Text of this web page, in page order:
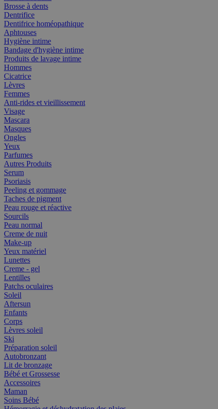
Brosse à dents
Dentrifice
Dentifrice homéopathique
Aphtouses
Hygiène intime
Bandage d'hygiène intime
Produits de lavage intime
Hommes
Cicatrice
Lèvres
Femmes
Anti-rides et vieillissement
Visage
Mascara
Masques
Ongles
Yeux
Parfumes
Autres Produits
Serum
Psoriasis
Peeling et gommage
Taches de pigment
Peau rouge et réactive
Sourcils
Peau normal
Creme de nuit
Make-up
Yeux matériel
Lunettes
Creme - gel
Lentilles
Patchs oculaires
Soleil
Aftersun
Enfants
Corps
Lèvres soleil
Ski
Préparation soleil
Autobronzant
Lit de bronzage
Bébé et Grossesse
Accessoires
Maman
Soins Bébé